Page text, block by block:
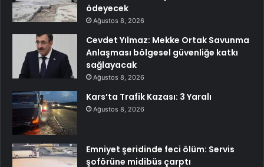
ödeyecek
Ağustos 8, 2026
Cevdet Yılmaz: Mekke Ortak Savunma
Anlaşması bölgesel güvenliğe katkı
sağlayacak
Ağustos 8, 2026
Kars’ta Trafik Kazası: 3 Yaralı
Ağustos 8, 2026
Emniyet şeridinde feci ölüm: Servis
şoförüne midibüs çarptı